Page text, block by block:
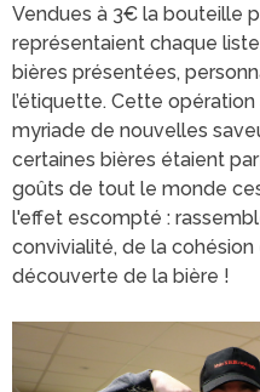
Vendues à 3€ la bouteille
représentaient chaque
bières présentées,
l’étiquette. Cette
myriade de nouvelles
certaines bières étaient
goûts de tout le monde
l'effet escompté :
convivialité, de la
découverte de la bière !